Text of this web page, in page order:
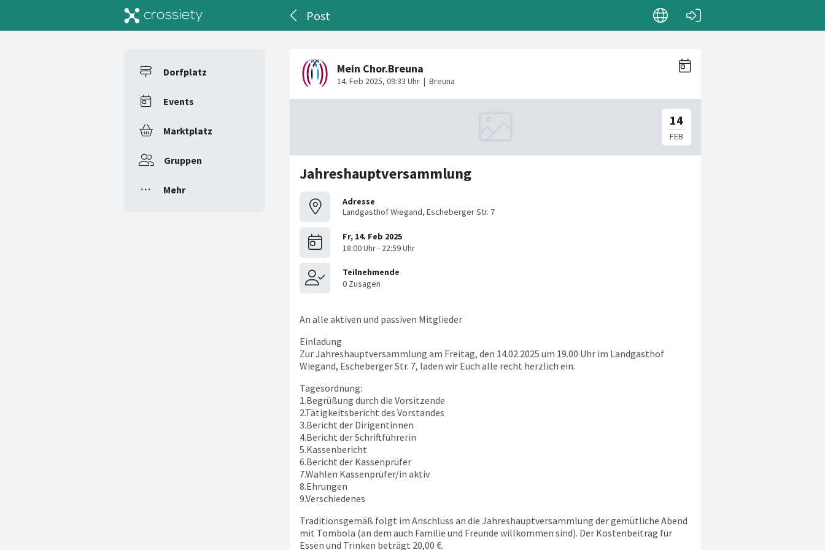
Post
Dorfplatz
Events
Marktplatz
Gruppen
Mehr
Jahreshauptversammlung
Adresse
Landgasthof Wiegand, Escheberger Str. 7
An alle aktiven und passiven Mitglieder
Einladung
Zur Jahreshauptversammlung am Freitag, den 14.02.2025 um 19.00 Uhr im Landgasthof
Wiegand, Escheberger Str. 7, laden wir Euch alle recht herzlich ein.
Tagesordnung:
1.Begrüßung durch die Vorsitzende
2.Tätigkeitsbericht des Vorstandes
3.Bericht der Dirigentinnen
4.Bericht der Schriftführerin
5.Kassenbericht
6.Bericht der Kassenprüfer
7.Wahlen Kassenprüfer/in aktiv
8.Ehrungen
9.Verschiedenes
Traditionsgemäß folgt im Anschluss an die Jahreshauptversammlung der gemütliche Abend
mit Tombola (an dem auch Familie und Freunde willkommen sind). Der Kostenbeitrag für
Essen und Trinken beträgt 20,00 €.